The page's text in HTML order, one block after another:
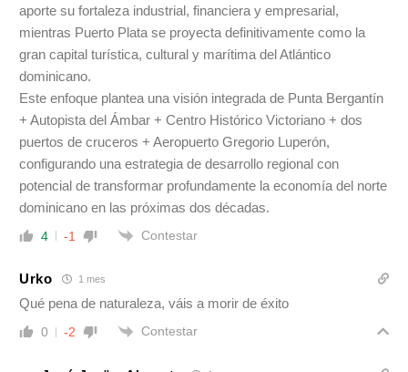
aporte su fortaleza industrial, financiera y empresarial,
mientras Puerto Plata se proyecta definitivamente como la
gran capital turística, cultural y marítima del Atlántico
dominicano.
Este enfoque plantea una visión integrada de Punta Bergantín
+ Autopista del Ámbar + Centro Histórico Victoriano + dos
puertos de cruceros + Aeropuerto Gregorio Luperón,
configurando una estrategia de desarrollo regional con
potencial de transformar profundamente la economía del norte
dominicano en las próximas dos décadas.
4 -1 Contestar
Urko 1 mes
Qué pena de naturaleza, váis a morir de éxito
0 -2 Contestar